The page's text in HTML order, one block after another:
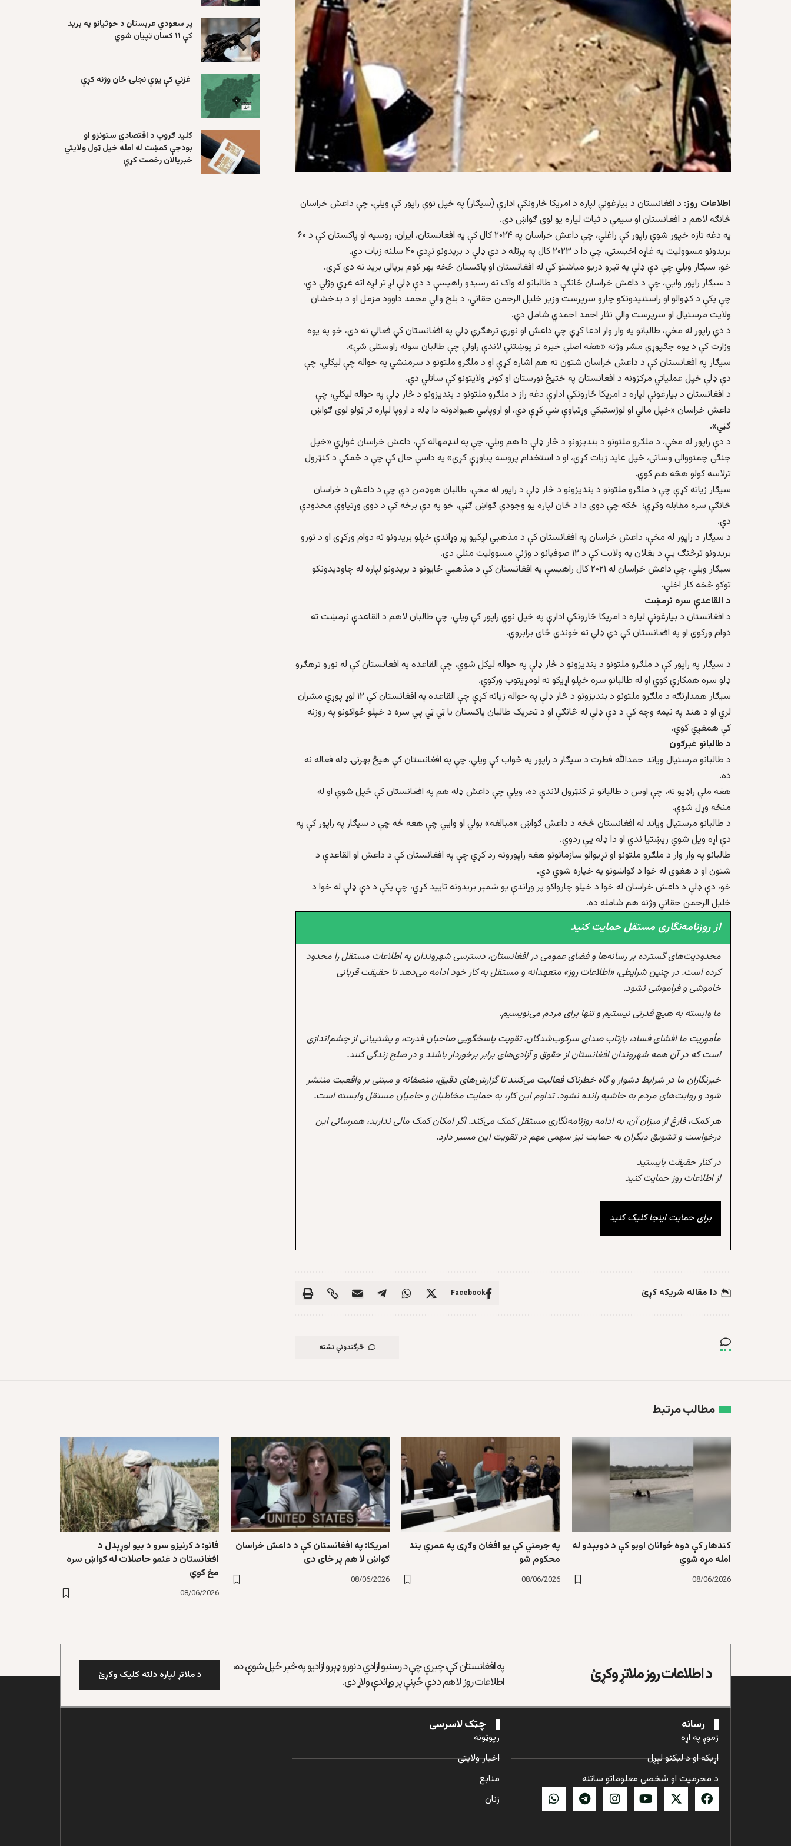
اطلاعات روز: د افغانستان د بیارغونې لپاره د امریکا څارونکې ادارې (سیګار) په خپل نوي راپور کې ویلي، چې داعش خراسان
څانګه لاهم د افغانستان او سیمې د ثبات لپاره یو لوی ګواښ دی.
په دغه تازه خپور شوي راپور کې راغلي، چې داعش خراسان په ۲۰۲۴ کال کې په افغانستان، ایران، روسیه او پاکستان کې د ۶۰
بریدونو مسوولیت په غاړه اخیستی، چې دا د ۲۰۲۳ کال په پرتله د دې ډلې د بریدونو نږدې ۴۰ سلنه زیات دي.
خو، سیګار ویلي چې دې ډلې په تیرو دریو میاشتو کې له افغانستان او پاکستان څخه بهر کوم بریالی برید نه دی کړی.
د سیګار راپور وايي، چې د داعش خراسان څانګې د طالبانو له واک ته رسیدو راهیسې د دې ډلې لږ تر لږه اته غړي وژلي دي،
چې پکې د کډوالو او راستنیدونکو چارو سرپرست وزیر خلیل الرحمن حقاني، د بلخ والي محمد داوود مزمل او د بدخشان
ولایت مرستیال او سرپرست والي نثار احمد احمدي شامل دي.
د دې راپور له مخې، طالبانو په وار وار ادعا کړې چې داعش او نورې ترهګرې ډلې په افغانستان کې فعالې نه دي، خو په یوه
وزارت کې د یوه جګپوړي مشر وژنه «هغه اصلي خبره تر پوښتنې لاندې راولي چې طالبان سوله راوستلی شي».
سیګار په افغانستان کې د داعش خراسان شتون ته هم اشاره کړې او د ملګرو ملتونو د سرمنشي په حواله چې لیکلي، چې
دې ډلې خپل عملیاتي مرکزونه د افغانستان په ختیځ نورستان او کونړ ولایتونو کې ساتلي دي.
د افغانستان د بیارغونې لپاره د امریکا څارونکې ادارې دغه راز د ملګرو ملتونو د بندیزونو د څار ډلې په حواله لیکلي، چې
داعش خراسان «خپل مالي او لوژستیکي وړتیاوې ښې کړې دي، او اروپايي هیوادونه دا ډله د اروپا لپاره تر ټولو لوی ګواښ
ګڼي».
د دې راپور له مخې، د ملګرو ملتونو د بندیزونو د څار ډلې دا هم ویلي، چې په لنډمهاله کې، داعش خراسان غواړي «خپل
جنګي چمتووالی وساتي، خپل عاید زیات کړي، او د استخدام پروسه پیاوړې کړي» په داسې حال کې چې د ځمکې د کنټرول
ترلاسه کولو هڅه هم کوي.
سیګار زیاته کړې چې د ملګرو ملتونو د بندیزونو د څار ډلې د راپور له مخې، طالبان هوډمن دي چې د داعش د خراسان
څانګې سره مقابله وکړي؛ ځکه چې دوی دا د ځان لپاره یو وجودي ګواښ ګڼي، خو په دې برخه کې د دوی وړتیاوې محدودې
دي.
د سیګار د راپور له مخې، داعش خراسان په افغانستان کې د مذهبي لږکیو پر وړاندې خپلو بریدونو ته دوام ورکړی او د نورو
بریدونو ترڅنګ یې د بغلان په ولایت کې د ۱۲ صوفیانو د وژنې مسوولیت منلی دی.
سیګار ویلي، چې داعش خراسان له ۲۰۲۱ کال راهیسې په افغانستان کې د مذهبي ځایونو د بریدونو لپاره له چاودیدونکو
توکو څخه کار اخلي.
د القاعدې سره نرمښت
د افغانستان د بیارغونې لپاره د امریکا څارونکې ادارې په خپل نوي راپور کې ویلي، چې طالبان لاهم د القاعدې نرمښت ته
دوام ورکوي او په افغانستان کې دې ډلې ته خوندي ځای برابروي.
د سیګار په راپور کې د ملګرو ملتونو د بندیزونو د څار ډلې په حواله لیکل شوي، چې القاعده په افغانستان کې له نورو ترهګرو
ډلو سره همکاري کوي او له طالبانو سره خپلو اړیکو ته لومړیتوب ورکوي.
سیګار همدارنګه د ملګرو ملتونو د بندیزونو د څار ډلې په حواله زیاته کړې چې القاعده په افغانستان کې ۱۲ لوړ پوړي مشران
لري او د هند په نیمه وچه کې د دې ډلې له څانګې او د تحریک طالبان پاکستان یا ټي ټي پي سره د خپلو ځواکونو په روزنه
کې همغږي کوي.
د طالبانو غبرګون
د طالبانو مرستیال ویاند حمدالله فطرت د سیګار د راپور په ځواب کې ویلي، چې په افغانستان کې هیڅ بهرنۍ ډله فعاله نه
ده.
هغه ملي راډیو ته، چې اوس د طالبانو تر کنټرول لاندې ده، ویلي چې داعش ډله هم په افغانستان کې ځپل شوې او له
منځه وړل شوې.
د طالبانو مرستیال ویاند له افغانستان څخه د داعش ګواښ «مبالغه» بولي او وايي چې هغه څه چې د سیګار په راپور کې په
دې اړه ویل شوي ریښتیا ندي او دا ډله یې ردوي.
طالبانو په وار وار د ملګرو ملتونو او نړیوالو سازمانونو هغه راپورونه رد کړي چې په افغانستان کې د داعش او القاعدې د
شتون او د هغوی له خوا د ګواښونو په خپاره شوي دي.
خو، دې ډلې د داعش خراسان له خوا د خپلو چارواکو پر وړاندې یو شمېر بریدونه تایید کړي، چې پکې د دې ډلې له خوا د
خلیل الرحمن حقاني وژنه هم شامله ده.
از روزنامه‌نگاری مستقل حمایت کنید
محدودیت‌های گسترده بر رسانه‌ها و فضای عمومی در افغانستان، دسترسی شهروندان به اطلاعات مستقل را محدود
کرده است. در چنین شرایطی، «اطلاعات روز» متعهدانه و مستقل به کار خود ادامه می‌دهد تا حقیقت قربانی
خاموشی و فراموشی نشود.
ما وابسته به هیچ قدرتی نیستیم و تنها برای مردم می‌نویسیم.
مأموریت ما افشای فساد، بازتاب صدای سرکوب‌شدگان، تقویت پاسخگویی صاحبان قدرت، و پشتیبانی از چشم‌اندازی
است که در آن همه شهروندان افغانستان از حقوق و آزادی‌های برابر برخوردار باشند و در صلح زندگی کنند.
خبرنگاران ما در شرایط دشوار و گاه خطرناک فعالیت می‌کنند تا گزارش‌های دقیق، منصفانه و مبتنی بر واقعیت منتشر
شود و روایت‌های مردم به حاشیه رانده نشود. تداوم این کار، به حمایت مخاطبان و حامیان مستقل وابسته است.
هر کمک، فارغ از میزان آن، به ادامه روزنامه‌نگاری مستقل کمک می‌کند. اگر امکان کمک مالی ندارید، همرسانی این
درخواست و تشویق دیگران به حمایت نیز سهمی مهم در تقویت این مسیر دارد.
در کنار حقیقت بایستید
از اطلاعات روز حمایت کنید
برای حمایت اینجا کلیک کنید
دا مقاله شریکه کړئ Facebook
څرگندونې نشته
پر سعودي عربستان د حوثیانو په برید
کې ۱۱ کسان ټپیان شوي
غزني کې یوې نجلۍ ځان وژنه کړې
کلید ګروپ د اقتصادي ستونزو او
بودجې کمښت له امله خپل ټول ولایتي
خبریالان رخصت کړي
مطالب مرتبط
کندهار کې دوه ځوانان اوبو کې د ډوبېدو له
امله مړه شوي
08/06/2026
په جرمني کې یو افغان وګړی په عمري بند
محکوم شو
08/06/2026
امریکا: په افغانستان کې د داعش خراسان
ګواښ لا هم پر ځای دی
08/06/2026
فائو: د کرنیزو سرو د بیو لوړېدل د
افغانستان د غنمو حاصلات له ګواښ سره
مخ کوي
08/06/2026
د اطلاعات روز ملاتړ وکړئ
په افغانستان کې، چیرې چې د رسنیو ازادي د نورو ډېرو ازادیو په څېر ځپل شوې ده،
اطلاعات روز لا هم د دې ځپنې پر وړاندې ولاړ دی.
د ملاتړ لپاره دلته کلیک وکړئ
رسانه
زموږ په اړه
اړیکه او د لیکنو لېږل
د محرمیت او شخصي معلوماتو ساتنه
چټک لاسرسی
رپوټونه
اخبار ولایتی
منابع
زنان